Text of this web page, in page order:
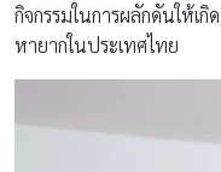
กิจกรรมในการผลักดันให้เ
หายากในประเทศไทย